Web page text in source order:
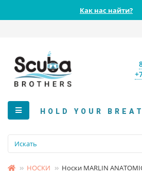
Как нас найти?
HOLD YOUR
НОСКИ Носки MARLIN